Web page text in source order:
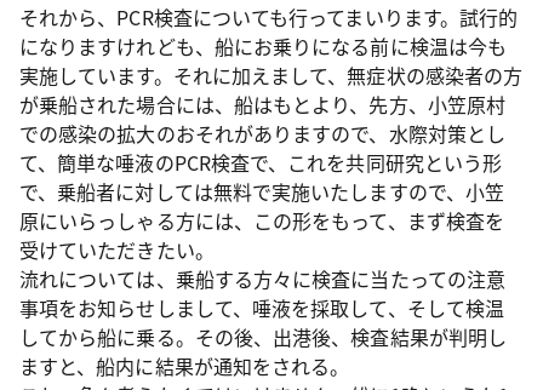
それから、PCR検査についても行ってまいります。試行的
になりますけれども、船にお乗りになる前に検温は今も
実施しています。それに加えまして、無症状の感染者の方
が乗船された場合には、船はもとより、先方、小笠原村
での感染の拡大のおそれがありますので、水際対策とし
て、簡単な唾液のPCR検査で、これを共同研究という形
で、乗船者に対しては無料で実施いたしますので、小笠
原にいらっしゃる方には、この形をもって、まず検査を
受けていただきたい。
流れについては、乗船する方々に検査に当たっての注意
事項をお知らせしまして、唾液を採取して、そして検温
してから船に乗る。その後、出港後、検査結果が判明し
ますと、船内に結果が通知をされる。